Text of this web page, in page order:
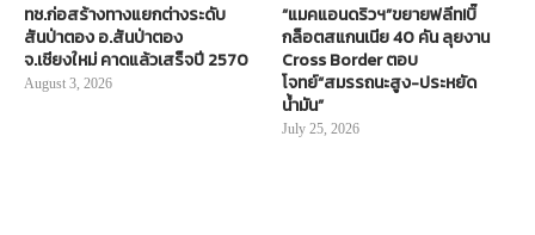
ทช.ก่อสร้างทางแยกต่างระดับ
สันป่าตอง อ.สันป่าตอง
จ.เชียงใหม่ คาดแล้วเสร็จปี 2570
August 3, 2026
“แมคแอนดริวฯ”ขยายฟลีท!บิ๊
กล็อตสแกนเนีย 40 คัน ลุยงาน
Cross Border ตอบ
โจทย์“สมรรถนะสูง-ประหยัด
น้ำมัน”
July 25, 2026